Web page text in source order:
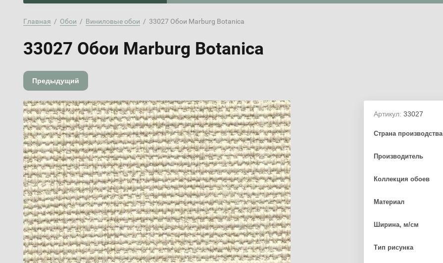
Главная
  /
Обои
  /
Виниловые обои
  /  33027 Обои Marburg Botanica
33027 Обои Marburg Botanica
Предыдущий
Артикул: 33027
Производитель
Страна производства
Коллекция обоев
Материал
Ширина, м/см
Тип рисунка